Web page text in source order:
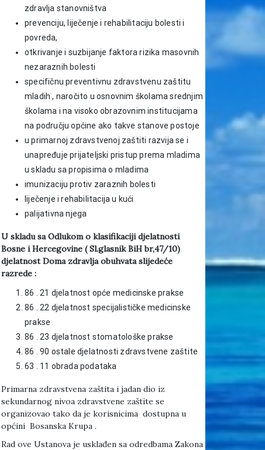
zdravlja stanovništva
prevenciju, liječenje i rehabilitaciju bolesti i
povreda,
otkrivanje i suzbijanje faktora rizika masovnih
nezaraznih bolesti
specifičnu preventivnu zdravstvenu zaštitu
mladih , naročito u osnovnim školama srednjim
školama i na visoko obrazovnim institucijama
na području općine ako takve stanove postoje
u primarnoj zdravstvenoj zaštiti razvija se i
unapređuje prijateljski pristup prema mladima
u skladu sa propisima o mladima
imunizaciju protiv zaraznih bolesti
liječenje i rehabilitacija u kući
palijativna njega
U skladu sa Odlukom o klasifikaciji djelatnosti
Bosne i Hercegovine ( Sl.glasnik BiH br,47/10)
djelatnost Doma zdravlja obuhvata slijedeće
razrede :
86 . 21 djelatnost opće medicinske prakse
86 . 22 djelatnost specijalističke medicinske
prakse
86 . 23 djelatnost stomatološke prakse
86 . 90 ostale djelatnosti zdravstvene zaštite
63 . 11 obrada podataka
Primarna zdravstvena zaštita i jadan dio iz
sekundarnog nivoa zdravstvene zaštite se
organizovao tako da je korisnicima dostupna u
općini Bosanska Krupa .
Rad ove Ustanova je usklađen sa odredbama Zakona